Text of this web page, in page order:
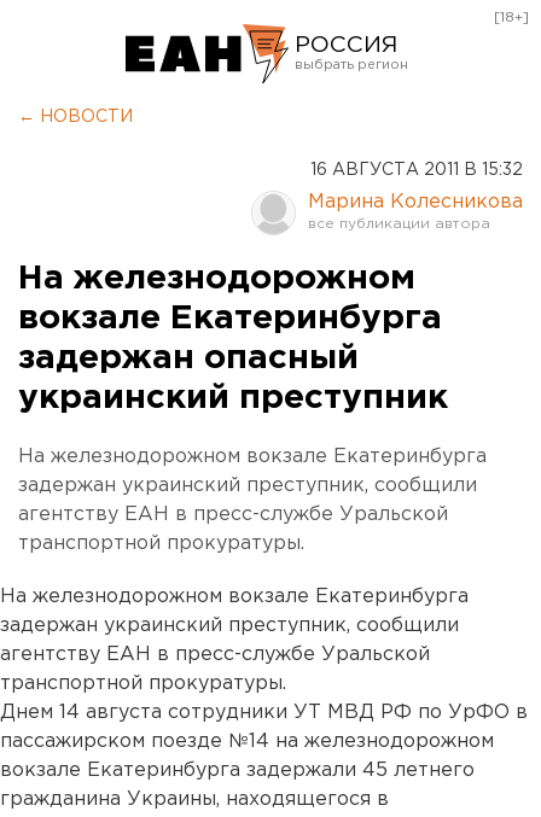
РОССИЯ
Оренбург
[18+]
← НОВОСТИ
16 АВГУСТА 2011 В 15:32
Марина Колесникова
На железнодорожном
вокзале Екатеринбурга
задержан опасный
украинский преступник
На железнодорожном вокзале Екатеринбурга
задержан украинский преступник, сообщили
агентству ЕАН в пресс-службе Уральской
транспортной прокуратуры.
На железнодорожном вокзале Екатеринбурга
задержан украинский преступник, сообщили
агентству ЕАН в пресс-службе Уральской
транспортной прокуратуры.
Днем 14 августа сотрудники УТ МВД РФ по УрФО в
пассажирском поезде №14 на железнодорожном
вокзале Екатеринбурга задержали 45 летнего
гражданина Украины, находящегося в